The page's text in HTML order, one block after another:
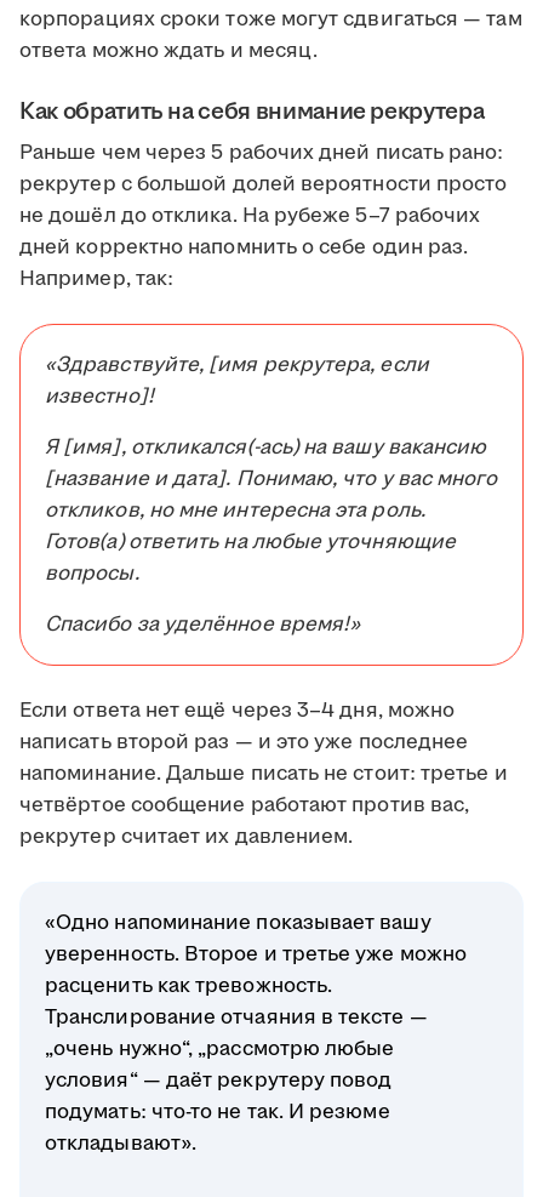
корпорациях сроки тоже могут сдвигаться — там
ответа можно ждать и месяц.
Как обратить на себя внимание рекрутера
Раньше чем через 5 рабочих дней писать рано:
рекрутер с большой долей вероятности просто
не дошёл до отклика. На рубеже 5–7 рабочих
дней корректно напомнить о себе один раз.
Например, так:
«Здравствуйте, [имя рекрутера, если
известно]!
Я [имя], откликался(-ась) на вашу вакансию
[название и дата]. Понимаю, что у вас много
откликов, но мне интересна эта роль.
Готов(а) ответить на любые уточняющие
вопросы.
Спасибо за уделённое время!»
Если ответа нет ещё через 3–4 дня, можно
написать второй раз — и это уже последнее
напоминание. Дальше писать не стоит: третье и
четвёртое сообщение работают против вас,
рекрутер считает их давлением.
«Одно напоминание показывает вашу
уверенность. Второе и третье уже можно
расценить как тревожность.
Транслирование отчаяния в тексте —
„очень нужно“, „рассмотрю любые
условия“ — даёт рекрутеру повод
подумать: что-то не так. И резюме
откладывают».